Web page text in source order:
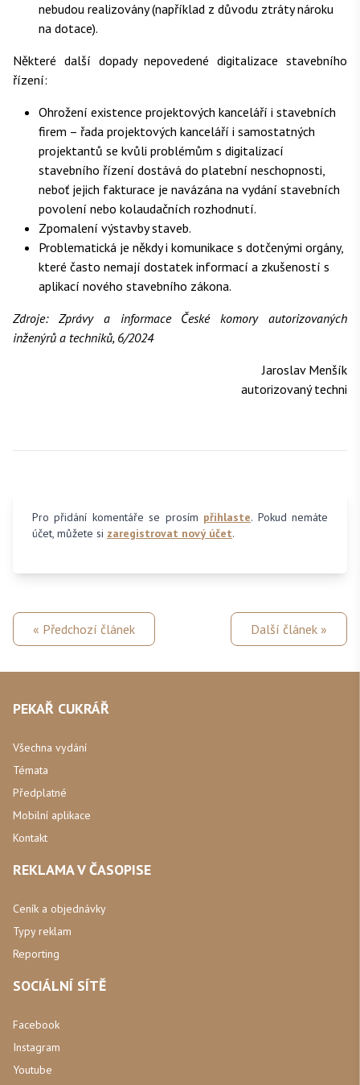
nebudou realizovány (například z důvodu ztráty nároku
na dotace).
Některé další dopady nepovedené digitalizace stavebního
řízení:
Ohrožení existence projektových kanceláří i stavebních
firem – řada projektových kanceláří i samostatných
projektantů se kvůli problémům s digitalizací
stavebního řízení dostává do platební neschopnosti,
neboť jejich fakturace je navázána na vydání stavebních
povolení nebo kolaudačních rozhodnutí.
Zpomalení výstavby staveb.
Problematická je někdy i komunikace s dotčenými orgány,
které často nemají dostatek informací a zkušeností s
aplikací nového stavebního zákona.
Zdroje: Zprávy a informace České komory autorizovaných
inženýrů a techniků, 6/2024
Jaroslav Menšík
autorizovaný techni
Pro přidání komentáře se prosím přihlaste. Pokud nemáte
účet, můžete si zaregistrovat nový účet.
« Předchozí článek Další článek »
PEKAŘ CUKRÁŘ
Všechna vydání
Témata
Předplatné
Mobilní aplikace
Kontakt
REKLAMA V ČASOPISE
Ceník a objednávky
Typy reklam
Reporting
SOCIÁLNÍ SÍTĚ
Facebook
Instagram
Youtube